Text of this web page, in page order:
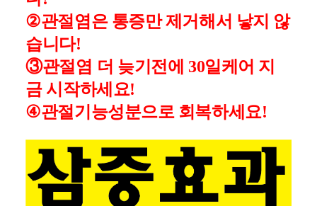
②관절염은 통증만 제거해서 낳지 않
습니다!
③관절염 더 늦기전에 30일케어 지
금 시작하세요!
④관절기능성분으로 회복하세요!